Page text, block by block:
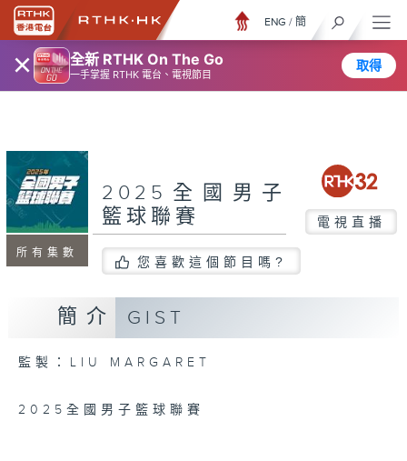
× 全新 RTHK On The Go
一手掌握 RTHK 電台、電視節目
取得
ENG / 簡
所有集數
2025全國男子
籃球聯賽
電視直播
您喜歡這個節目嗎?
簡介 GIST
監製：LIU MARGARET
2025全國男子籃球聯賽